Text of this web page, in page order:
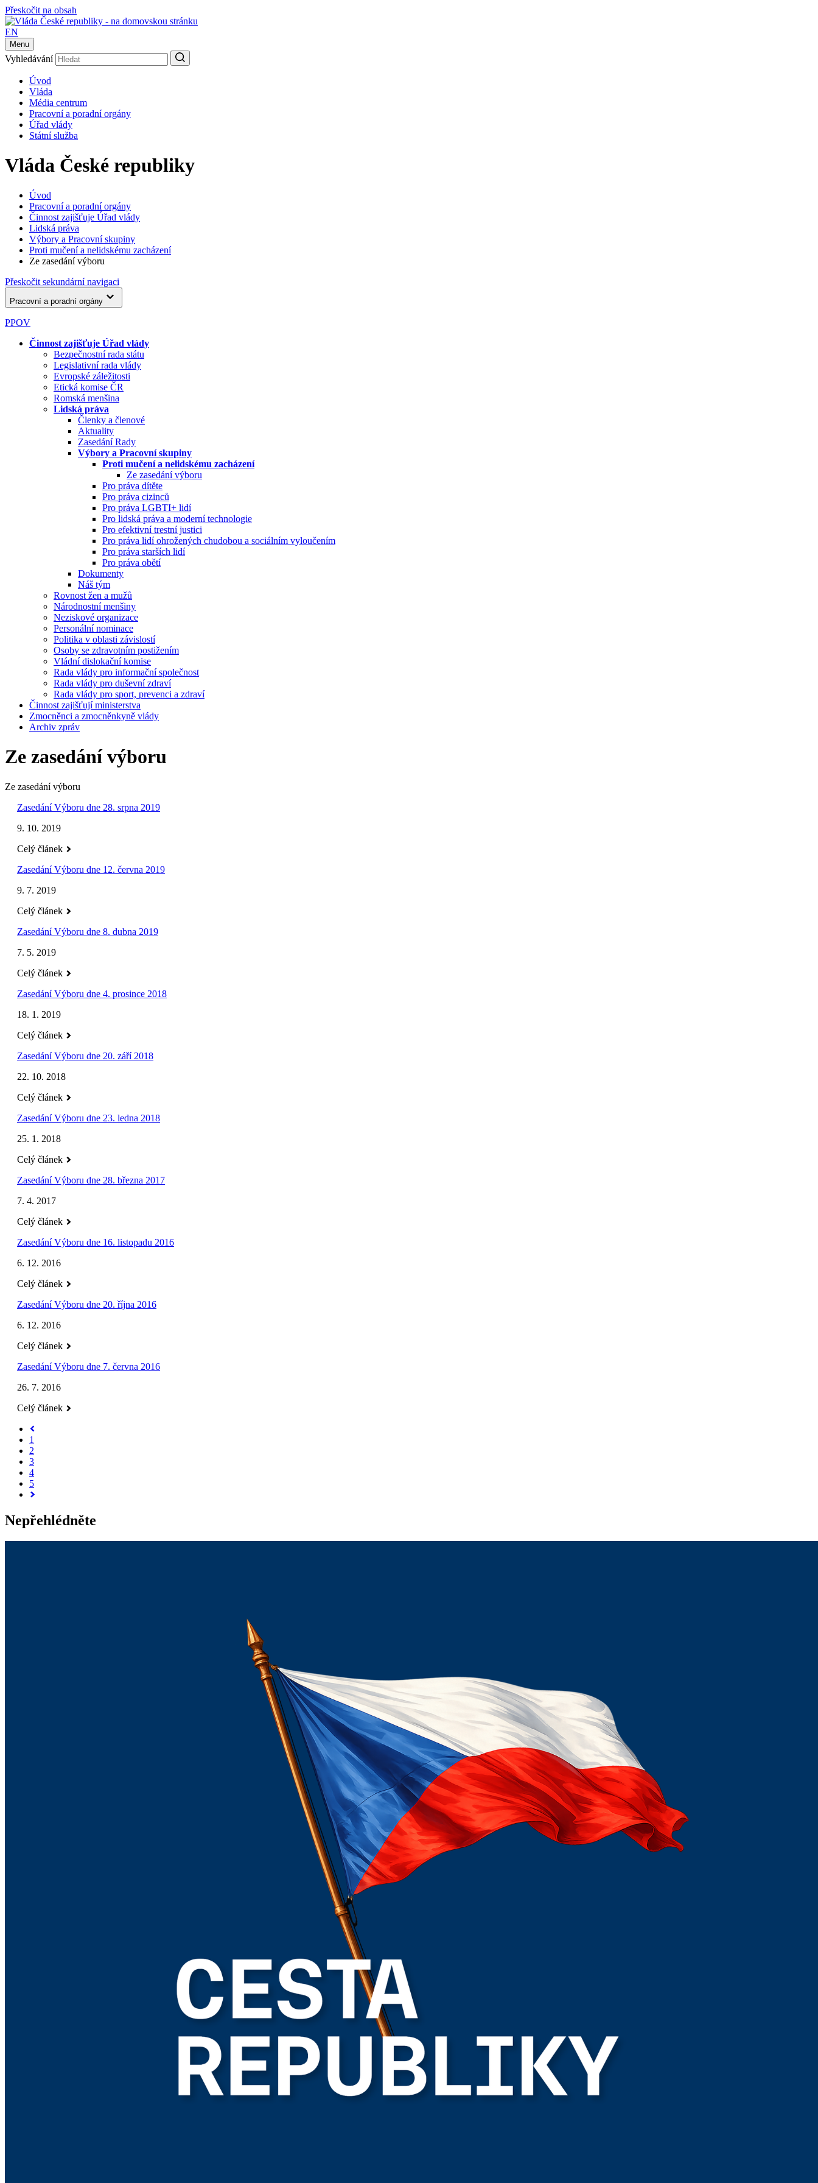
Přeskočit na obsah
EN
Menu
Vyhledávání
Úvod
Vláda
Média centrum
Pracovní a poradní orgány
Úřad vlády
Státní služba
Vláda České republiky
Úvod
Pracovní a poradní orgány
Činnost zajišťuje Úřad vlády
Lidská práva
Výbory a Pracovní skupiny
Proti mučení a nelidskému zacházení
Ze zasedání výboru
Přeskočit sekundární navigaci
Pracovní a poradní orgány
PPOV
Činnost zajišťuje Úřad vlády
Bezpečnostní rada státu
Legislativní rada vlády
Evropské záležitosti
Etická komise ČR
Romská menšina
Lidská práva
Členky a členové
Aktuality
Zasedání Rady
Výbory a Pracovní skupiny
Proti mučení a nelidskému zacházení
Ze zasedání výboru
Pro práva dítěte
Pro práva cizinců
Pro práva LGBTI+ lidí
Pro lidská práva a moderní technologie
Pro efektivní trestní justici
Pro práva lidí ohrožených chudobou a sociálním vyloučením
Pro práva starších lidí
Pro práva obětí
Dokumenty
Náš tým
Rovnost žen a mužů
Národnostní menšiny
Neziskové organizace
Personální nominace
Politika v oblasti závislostí
Osoby se zdravotním postižením
Vládní dislokační komise
Rada vlády pro informační společnost
Rada vlády pro duševní zdraví
Rada vlády pro sport, prevenci a zdraví
Činnost zajišťují ministerstva
Zmocněnci a zmocněnkyně vlády
Archiv zpráv
Ze zasedání výboru
Ze zasedání výboru
Zasedání Výboru dne 28. srpna 2019
9. 10. 2019
Celý článek
Zasedání Výboru dne 12. června 2019
9. 7. 2019
Celý článek
Zasedání Výboru dne 8. dubna 2019
7. 5. 2019
Celý článek
Zasedání Výboru dne 4. prosince 2018
18. 1. 2019
Celý článek
Zasedání Výboru dne 20. září 2018
22. 10. 2018
Celý článek
Zasedání Výboru dne 23. ledna 2018
25. 1. 2018
Celý článek
Zasedání Výboru dne 28. března 2017
7. 4. 2017
Celý článek
Zasedání Výboru dne 16. listopadu 2016
6. 12. 2016
Celý článek
Zasedání Výboru dne 20. října 2016
6. 12. 2016
Celý článek
Zasedání Výboru dne 7. června 2016
26. 7. 2016
Celý článek
1
2
3
4
5
Nepřehlédněte